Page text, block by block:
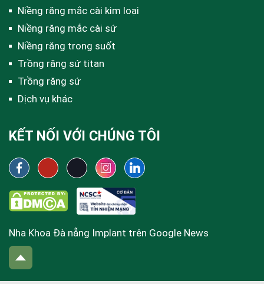
Niềng răng mắc cài kim loại
Niềng răng mắc cài sứ
Niềng răng trong suốt
Trồng răng sứ titan
Trồng răng sứ
Dịch vụ khác
KẾT NỐI VỚI CHÚNG TÔI
Nha Khoa Đà nẵng Implant trên Google News